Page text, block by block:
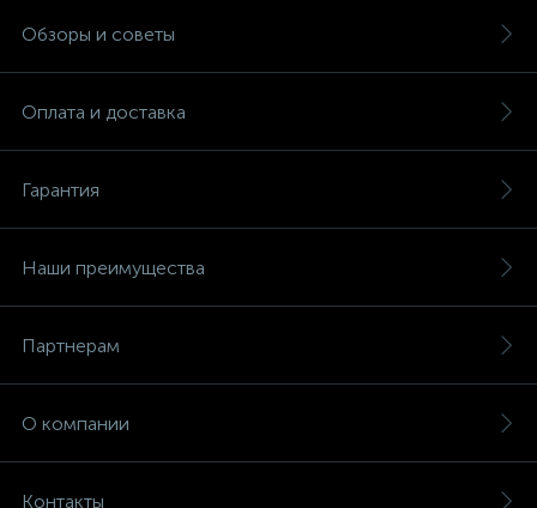
Обзоры и советы
Оплата и доставка
Гарантия
Наши преимущества
Партнерам
О компании
Контакты